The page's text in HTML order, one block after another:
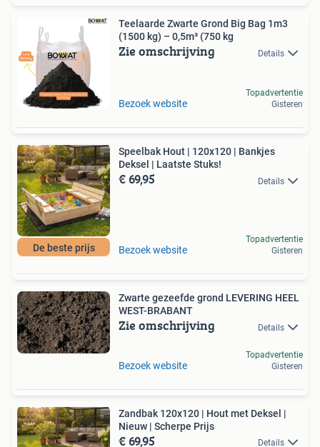
Teelaarde Zwarte Grond Big Bag 1m3
(1500 kg) – 0,5m³ (750 kg
Zie omschrijving Details
Bezoek website
Topadvertentie
Gisteren
De beste prijs
Speelbak Hout | 120x120 | Bankjes
Deksel | Laatste Stuks!
€ 69,95 Details
Bezoek website
Topadvertentie
Gisteren
Zwarte gezeefde grond LEVERING HEEL
WEST-BRABANT
Zie omschrijving Details
Bezoek website
Topadvertentie
Gisteren
Zandbak 120x120 | Hout met Deksel |
Nieuw | Scherpe Prijs
€ 69,95 Details